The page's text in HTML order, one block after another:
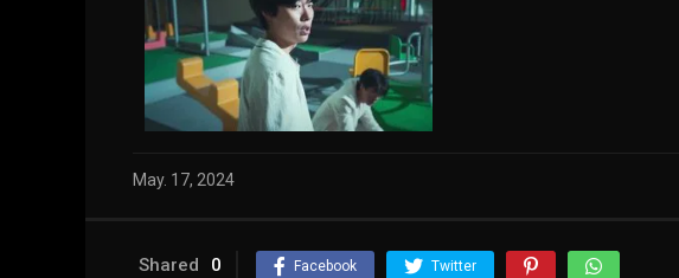
May. 17, 2024
Shared 0 Facebook Twitter